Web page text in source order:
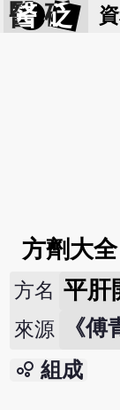
醫 砭
方劑大全
方名 平肝
來源 《
bubble_chart 組成